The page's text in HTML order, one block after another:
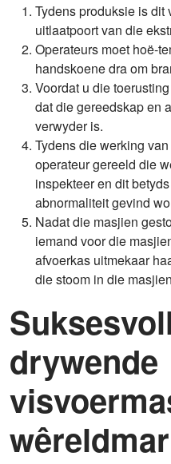
Tydens produksie is dit
uitlaatpoort van die
Operateurs moet hoë-
handskoene dra om
Voordat u die
dat die gereedskap en
verwyder is.
Tydens die werking
operateur gereeld die
inspekteer en dit
abnormaliteit gevind
Nadat die masjien
iemand voor die
afvoerkas uitmekaar
die stoom in die
drywende